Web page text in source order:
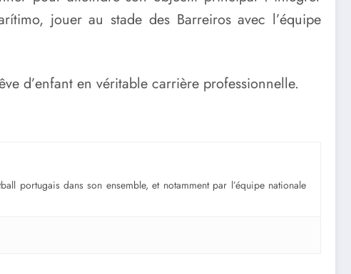
jouer au stade des Barreiros avec l’équipe
d’enfant en véritable carrière professionnelle.
portugais dans son ensemble, et notamment par l’équipe nationale